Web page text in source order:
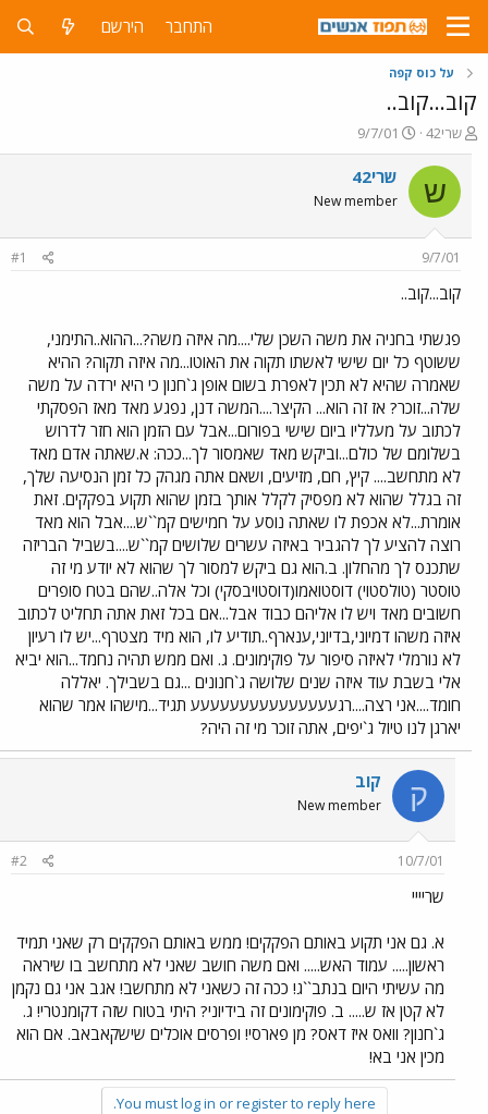
התחבר הירשם
על כוס קפה
קוב...קוב..
פ
ו
ת
ח
ה
ש
א
שרי42
פ
ו
ר
ם
9/7/01
ש שרי42
New member
9/7/01
#1
קוב...קוב..
פגשתי בחניה את משה השכן שלי....מה איזה משה?...ההוא..התימני,
ששוטף כל יום שישי לאשתו תקוה את האוטו...מה איזה תקוה? ההיא
שאמרה שהיא לא תכין לאפרת בשום אופן ג`חנון כי היא ירדה על משה
שלה...זוכר? אז זה הוא... הקיצר....המשה דנן, נפגע מאד מאז הפסקתי
לכתוב על מעלליו ביום שישי בפורום...אבל עם הזמן הוא חזר לדרוש
בשלומם של כולם...וביקש מאד שאמסור לך...ככה: א.שאתה אדם מאד
לא מתחשב.... קיץ, חם, מזיעים, ושאם אתה מגהק כל זמן הנסיעה שלך,
זה בגלל שהוא לא מפסיק לקלל אותך בזמן שהוא תקוע בפקקים. זאת
אומרת...לא אכפת לו שאתה נוסע על חמישים קמ``ש....אבל הוא מאד
רוצה להציע לך להגביר באיזה עשרים שלושים קמ``ש....בשביל הבריזה
שתכנס לך מהחלון. ב.הוא גם ביקש למסור לך שהוא לא יודע מי זה
טוסטר (טולסטוי) דוסטואמו(דוסטויבסקי) וכל אלה..שהם בטח סופרים
חשובים מאד ויש לו אליהם כבוד אבל...אם בכל זאת אתה תחליט לכתוב
איזה משהו דמיוני,בדיוני,ענארף..תודיע לו, הוא מיד מצטרף...יש לו רעיון
לא נורמלי לאיזה סיפור על פוקימונים. ג. ואם ממש תהיה נחמד...הוא יביא
אלי בשבת עוד איזה שנים שלושה ג`חנונים ...גם בשבילך. יאללה
חומד....אני רצה....רגעעעעעעעעעעעעעעע תגיד...מישהו אמר שהוא
יארגן לנו טיול ג`יפים, אתה זוכר מי זה היה?
ק קוב
New member
10/7/01
#2
שריייי
א. גם אני תקוע באותם הפקקים! ממש באותם הפקקים רק שאני תמיד
ראשון..... עמוד האש..... ואם משה חושב שאני לא מתחשב בו שיראה
מה עשיתי היום בנתב``ג! ככה זה כשאני לא מתחשב! אגב אני גם נקמן
לא קטן אז ש..... ב. פוקימונים זה בידיוני? היתי בטוח שזה דקומנטרי! ג.
ג`חנון? וואס איז דאס? מן פארסי! ופרסים אוכלים שישקאבאב. אם הוא
מכין אני בא!
You must log in or register to reply here.